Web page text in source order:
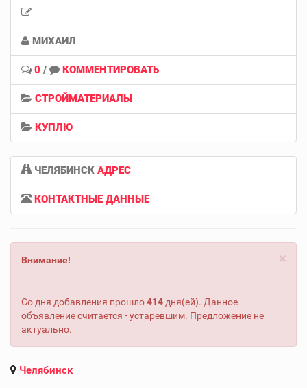
МИХАИЛ
0 / КОММЕНТИРОВАТЬ
СТРОЙМАТЕРИАЛЫ
КУПЛЮ
ЧЕЛЯБИНСК АДРЕС
КОНТАКТНЫЕ ДАННЫЕ
×
Внимание!
Со дня добавления прошло414 дня(ей). Данное
объявление считается - устаревшим. Предложение не
актуально.
Челябинск